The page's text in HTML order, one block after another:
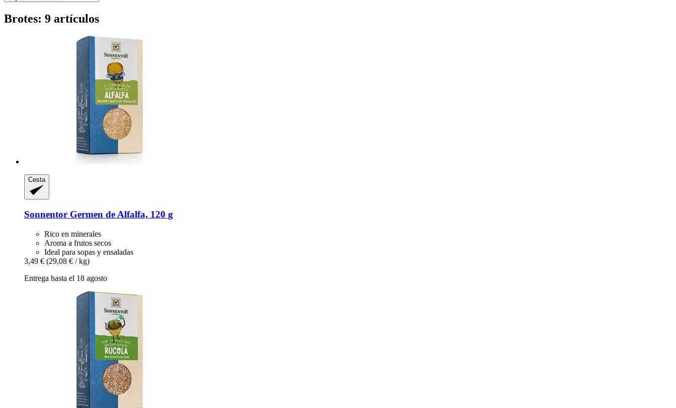
Brotes: 9 artículos
Cesta
Sonnentor Germen de Alfalfa, 120 g
Rico en minerales
Aroma a frutos secos
Ideal para sopas y ensaladas
3,49 € (29,08 € / kg)
Entrega hasta el 18 agosto